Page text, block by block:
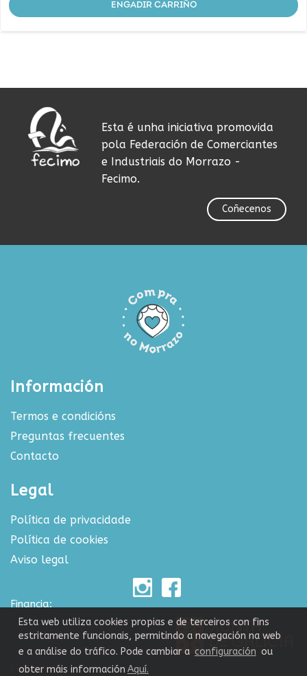
ENGADIR CARRIÑO
Esta é unha iniciativa promovida
pola Federación de Comerciantes
e Industriais do Morrazo -
Fecimo.
Coñecenos
Información
Termos e condicións
Preguntas frecuentes
Contacto
Legal
Política de privacidade
Política de cookies
Aviso legal
Financia:
Colabora:
Esta web utiliza cookies propias e de terceiros con fins
estritamente funcionais, permitindo a navegación na web
e a análise do tráfico. Pode cambiar a configuración ou
obter máis información Aquí.